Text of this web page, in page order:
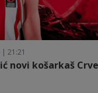
| 21:21
novi košarkaš